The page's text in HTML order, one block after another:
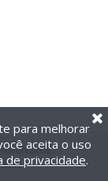
para melhorar
aceita o uso
de privacidade.